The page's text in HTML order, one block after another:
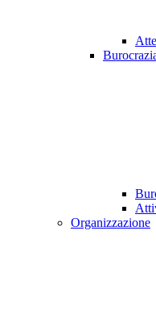
Organizzazione